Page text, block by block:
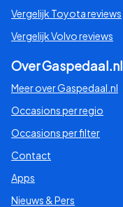
Vergelijk Toyota reviews
Vergelijk Volvo reviews
Over Gaspedaal.nl
Meer over Gaspedaal.nl
Occasions per regio
Occasions per filter
Contact
Apps
Nieuws & Pers